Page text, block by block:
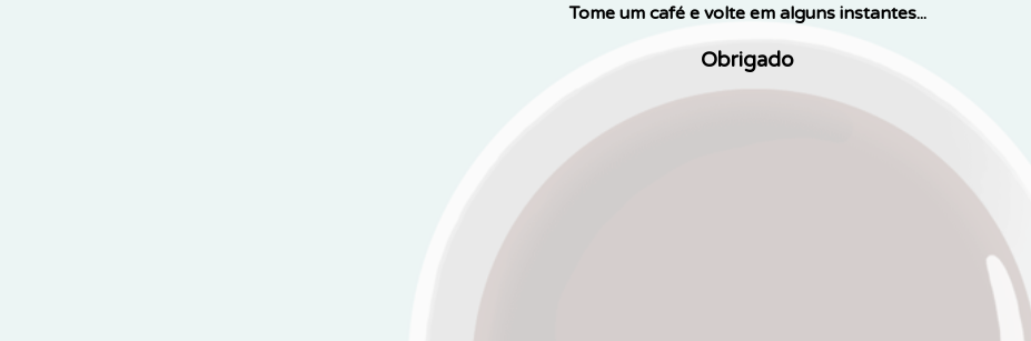
Tome um café e volte em alguns instantes...
Obrigado